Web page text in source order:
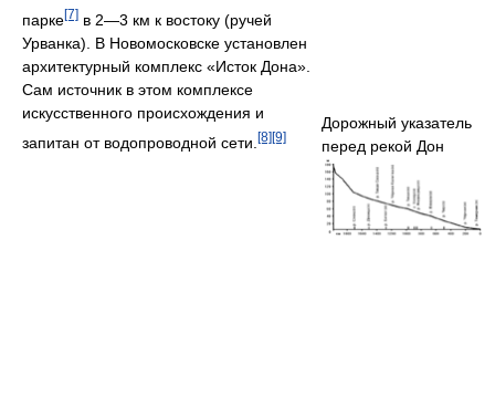
Дорожный указатель
перед рекой Дон
парке[7] в 2—3 км к востоку (ручей
Урванка). В Новомосковске установлен
архитектурный комплекс «Исток Дона».
Сам источник в этом комплексе
искусственного происхождения и
запитан от водопроводной сети. [8][9]